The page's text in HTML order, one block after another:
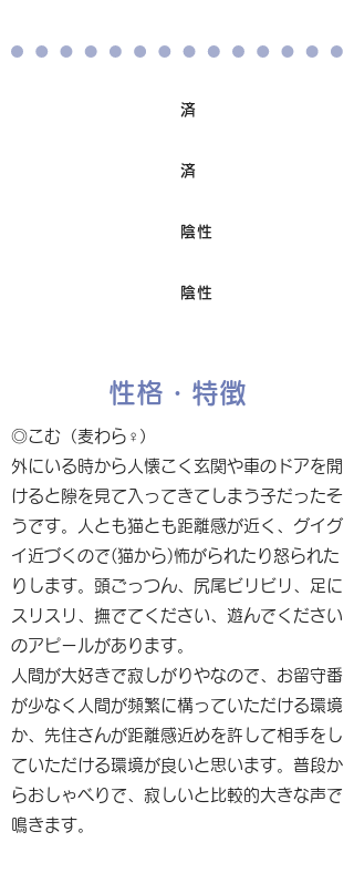
済
済
陰性
陰性
性格・特徴
◎こむ（麦わら♀）
外にいる時から人懐こく玄関や車のドアを開
けると隙を見て入ってきてしまう子だったそ
うです。人とも猫とも距離感が近く、グイグ
イ近づくので(猫から)怖がられたり怒られた
りします。頭ごっつん、尻尾ビリビリ、足に
スリスリ、撫でてください、遊んでください
のアピールがあります。
人間が大好きで寂しがりやなので、お留守番
が少なく人間が頻繁に構っていただける環境
か、先住さんが距離感近めを許して相手をし
ていただける環境が良いと思います。普段か
らおしゃべりで、寂しいと比較的大きな声で
鳴きます。